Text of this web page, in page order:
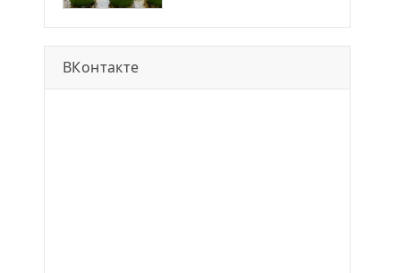
ВКонтакте